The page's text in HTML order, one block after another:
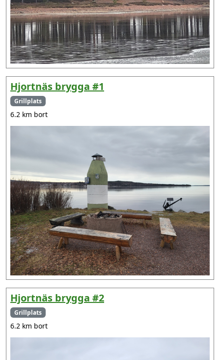
Hjortnäs brygga #1
Grillplats
6.2 km bort
Hjortnäs brygga #2
Grillplats
6.2 km bort